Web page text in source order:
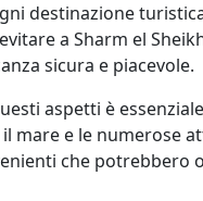
destinazione
a Sharm el
sicura e piacevole.
aspetti è
mare e le numerose
che potrebbero